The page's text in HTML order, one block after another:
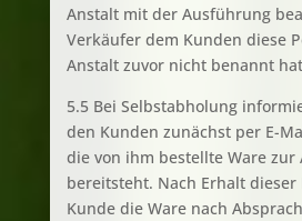
Anstalt mit der Ausführung
Verkäufer dem Kunden diese
Anstalt zuvor nicht benannt
5.5 Bei Selbstabholung
den Kunden zunächst per E-
die von ihm bestellte Ware zur
bereitsteht. Nach Erhalt
Kunde die Ware nach